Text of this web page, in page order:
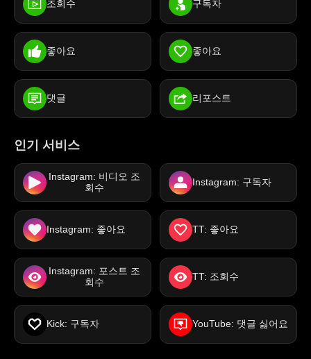
조회수 구독자
좋아요 좋아요
댓글 리포스트
인기 서비스
Instagram: 비디오 조
회수
Instagram: 구독자
Instagram: 좋아요 TT: 좋아요
Instagram: 포스트 조
회수
TT: 조회수
Kick: 구독자 YouTube: 댓글 싫어요